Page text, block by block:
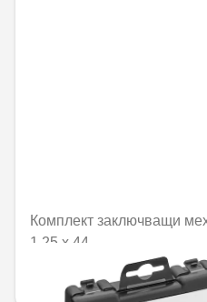
Комплект заключващи
1,25 x 44
110,12 € / 215,38 лв.